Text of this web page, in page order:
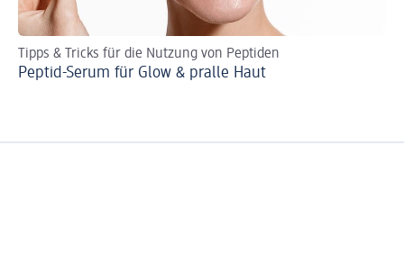
Tipps & Tricks für die Nutzung von Peptiden
Peptid-Serum für Glow & pralle Haut